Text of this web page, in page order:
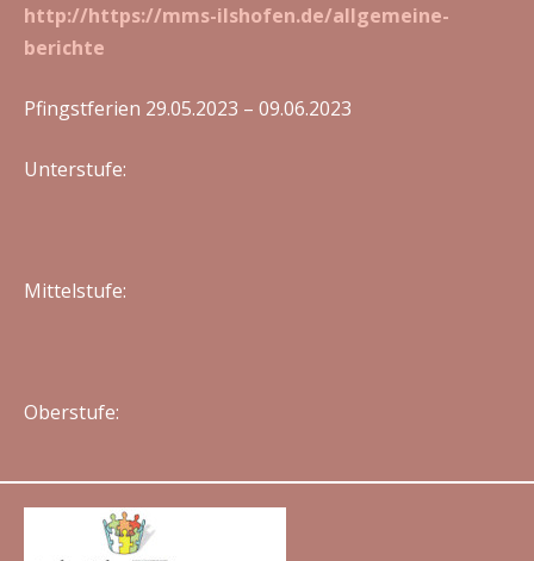
http://https://mms-ilshofen.de/allgemeine-
berichte
Pfingstferien 29.05.2023 – 09.06.2023
Unterstufe:
Mittelstufe:
Oberstufe: